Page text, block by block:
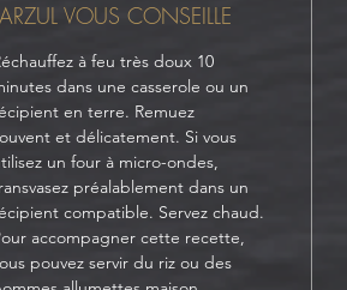
VOUS CONSEILLE
à feu très doux 10
dans une casserole ou un
en terre. Remuez
et délicatement. Si vous
un four à micro-ondes,
préalablement dans un
compatible. Servez chaud.
accompagner cette recette,
pouvez servir du riz ou des